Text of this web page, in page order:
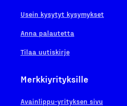
Usein kysytyt kysymykset
Anna palautetta
Tilaa uutiskirje
Merkkiyrityksille
Avainlippu-yrityksen sivu